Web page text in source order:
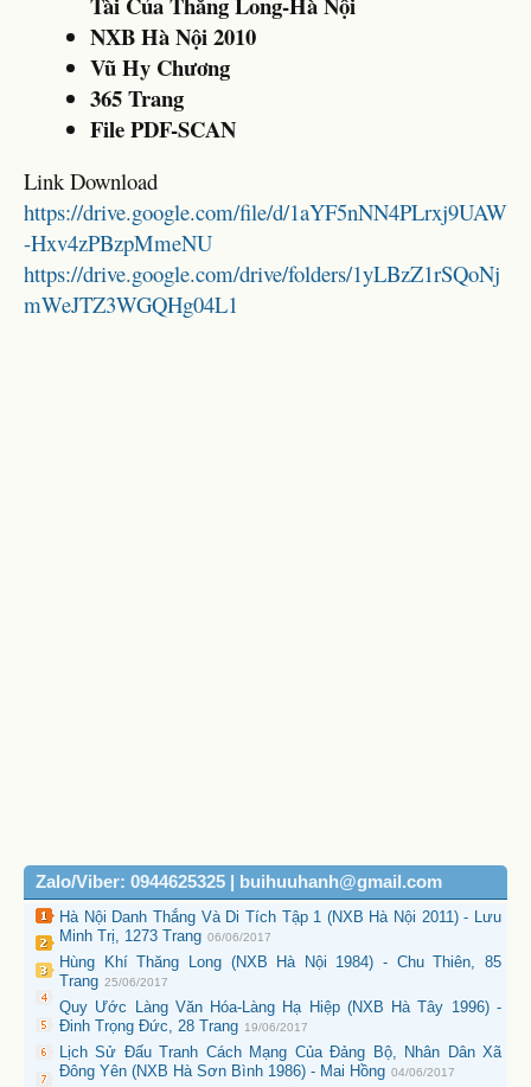
NXB Hà Nội 2010
Vũ Hy Chương
365 Trang
File PDF-SCAN
Link Download
https://drive.google.com/file/d/1aYF5nNN4PLrxj9UAW
-Hxv4zPBzpMmeNU
https://drive.google.com/drive/folders/1yLBzZ1rSQoNj
mWeJTZ3WGQHg04L1
Zalo/Viber: 0944625325 | buihuuhanh@gmail.com
Hà Nội Danh Thắng Và Di Tích Tập 1 (NXB Hà Nội 2011) - Lưu
Minh Trị, 1273 Trang 06/06/2017
Hùng Khí Thăng Long (NXB Hà Nội 1984) - Chu Thiên, 85
Trang 25/06/2017
Quy Ước Làng Văn Hóa-Làng Hạ Hiệp (NXB Hà Tây 1996) -
Đinh Trọng Đức, 28 Trang 19/06/2017
Lịch Sử Đấu Tranh Cách Mạng Của Đảng Bộ, Nhân Dân Xã
Đông Yên (NXB Hà Sơn Bình 1986) - Mai Hồng 04/06/2017